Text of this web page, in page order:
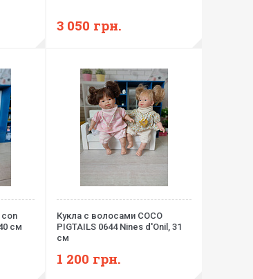
3 050 грн.
см
Кукла с волосами COCO
PIGTAILS 0644 Nines d'Onil, 31
см
1 200 грн.